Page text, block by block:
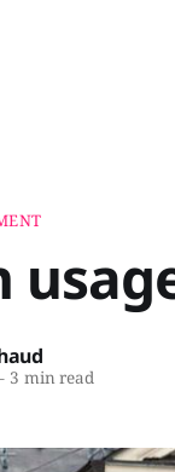
3 min read